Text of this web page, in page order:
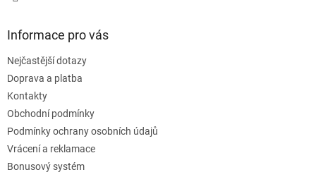
Informace pro vás
Nejčastější dotazy
Doprava a platba
Kontakty
Obchodní podmínky
Podmínky ochrany osobních údajů
Vrácení a reklamace
Bonusový systém